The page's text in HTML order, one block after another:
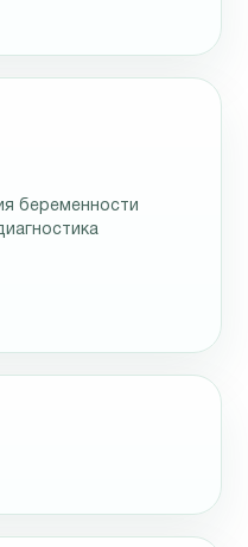
беременности